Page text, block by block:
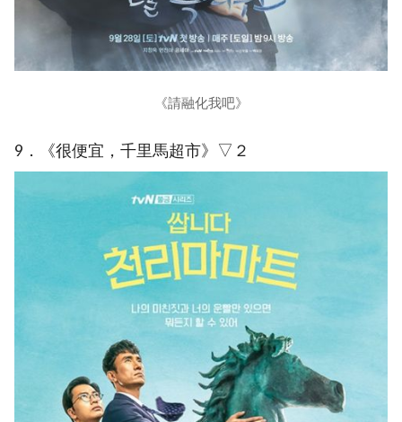
《請融化我吧》
9．《很便宜，千里馬超市》▽２